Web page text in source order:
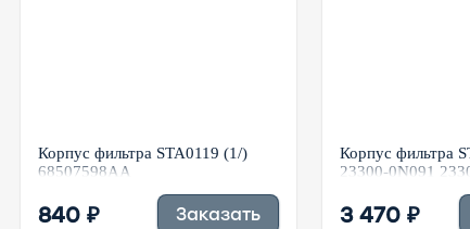
Корпус фильтра STA0119 (1/)
68507598AA
840 ₽ Заказать
Корпус фильтра
23300-0N091
3 470 ₽